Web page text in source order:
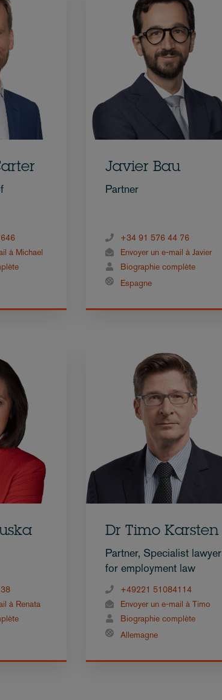
à Michael
Javier Bau
Partner
+34 91 576 44 76
Envoyer un e-mail à Javier
Biographie complète
Espagne
à Renata
Dr Timo Karsten
Partner, Specialist lawyer
for employment law
+49221 51084114
Envoyer un e-mail à Timo
Biographie complète
Allemagne